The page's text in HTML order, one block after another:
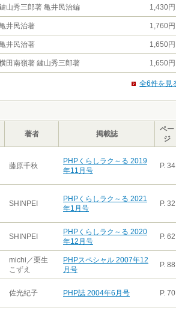
山秀三郎著 亀井民治編 1,430円
井民治著 1,760円
井民治著 1,650円
田南嶺著 鍵山秀三郎著 1,650円
全6件を見
著者 掲載誌
ペー
ジ
藤原千秋
PHPくらしラク～る 2019
年11月号
P. 34
SHINPEI
PHPくらしラク～る 2021
年1月号
P. 32
SHINPEI
PHPくらしラク～る 2020
年12月号
P. 62
michi／栗生
こずえ
PHPスペシャル 2007年12
月号
P. 88
佐光紀子 PHP誌 2004年6月号 P. 70